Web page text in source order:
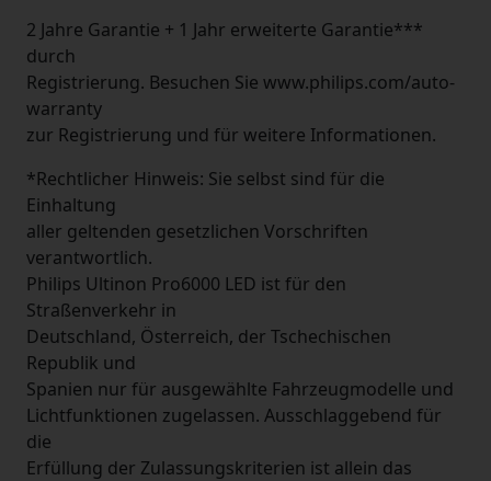
2 Jahre Garantie + 1 Jahr erweiterte Garantie***
durch
Registrierung. Besuchen Sie www.philips.com/auto-
warranty
zur Registrierung und für weitere Informationen.
*Rechtlicher Hinweis: Sie selbst sind für die
Einhaltung
aller geltenden gesetzlichen Vorschriften
verantwortlich.
Philips Ultinon Pro6000 LED ist für den
Straßenverkehr in
Deutschland, Österreich, der Tschechischen
Republik und
Spanien nur für ausgewählte Fahrzeugmodelle und
Lichtfunktionen zugelassen. Ausschlaggebend für
die
Erfüllung der Zulassungskriterien ist allein das